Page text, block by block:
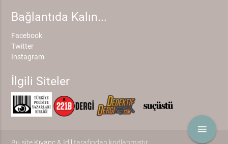
menu
Bağlantıda Kalın...
Facebook
Twitter
Instagram
İlgili Siteler